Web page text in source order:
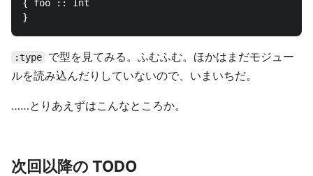
{ foo :: Int
:type
で型を見てみる。ふむふむ。ほかはまだモジュー
ルを読み込んだりしていないので、いまいちだ。
……とりあえずはこんなところか。
次回以降の TODO